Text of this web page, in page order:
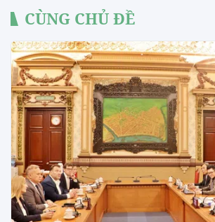
CÙNG CHỦ ĐỀ